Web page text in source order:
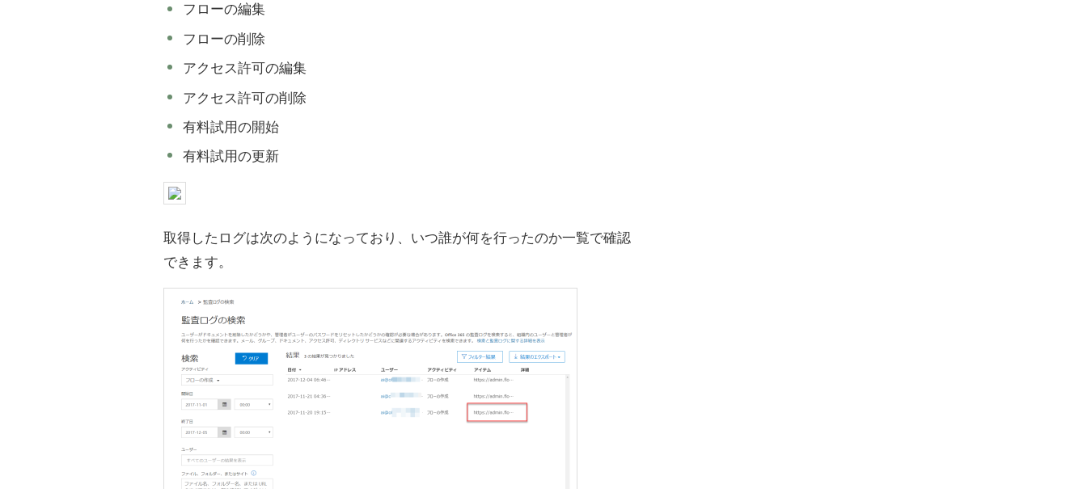
フローの編集
フローの削除
アクセス許可の編集
アクセス許可の削除
有料試用の開始
有料試用の更新
取得したログは次のようになっており、いつ誰が何を行ったのか一覧で確認
できます。